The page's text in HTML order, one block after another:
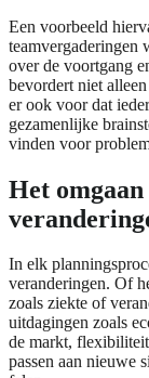
Een voorbeeld
teamvergaderingen
over de voortgang
bevordert niet
er ook voor dat
gezamenlijke
vinden voor
Het
In elk
veranderingen. Of
zoals ziekte of
uitdagingen zoals
de markt,
passen aan nieuwe